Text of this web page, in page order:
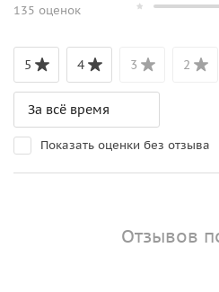
135 оценок
5 4 3 2
Показать оценки без отзыва
Отзывов